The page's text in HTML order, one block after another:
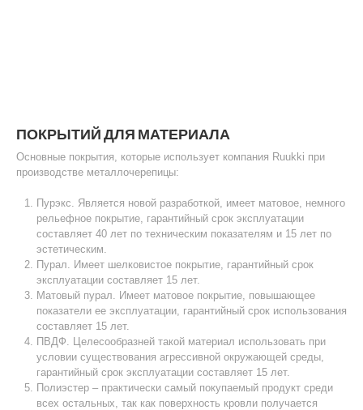
ПОКРЫТИЙ ДЛЯ МАТЕРИАЛА
Основные покрытия, которые использует компания Ruukki при
производстве металлочерепицы:
Пурэкс. Является новой разработкой, имеет матовое, немного
рельефное покрытие, гарантийный срок эксплуатации
составляет 40 лет по техническим показателям и 15 лет по
эстетическим.
Пурал. Имеет шелковистое покрытие, гарантийный срок
эксплуатации составляет 15 лет.
Матовый пурал. Имеет матовое покрытие, повышающее
показатели ее эксплуатации, гарантийный срок использования
составляет 15 лет.
ПВДФ. Целесообразней такой материал использовать при
условии существования агрессивной окружающей среды,
гарантийный срок эксплуатации составляет 15 лет.
Полиэстер – практически самый покупаемый продукт среди
всех остальных, так как поверхность кровли получается